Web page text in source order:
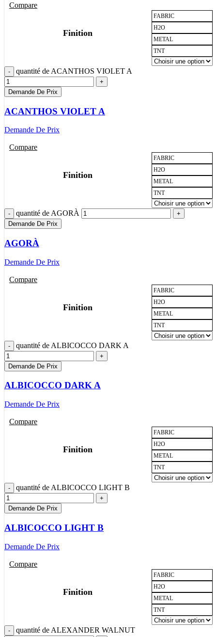
Compare
Finition
FABRIC
H2O
METAL
TNT
quantité de ACANTHOS VIOLET A
Demande De Prix
ACANTHOS VIOLET A
Demande De Prix
Compare
Finition
FABRIC
H2O
METAL
TNT
quantité de AGORÀ
Demande De Prix
AGORÀ
Demande De Prix
Compare
Finition
FABRIC
H2O
METAL
TNT
quantité de ALBICOCCO DARK A
Demande De Prix
ALBICOCCO DARK A
Demande De Prix
Compare
Finition
FABRIC
H2O
METAL
TNT
quantité de ALBICOCCO LIGHT B
Demande De Prix
ALBICOCCO LIGHT B
Demande De Prix
Compare
Finition
FABRIC
H2O
METAL
TNT
quantité de ALEXANDER WALNUT